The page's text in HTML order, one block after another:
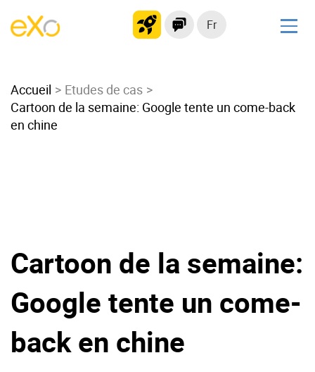
Fr
Intranet moderne
Plateforme collaborative
Réseau social
Migrer vers eXo Platform
Produit
La Plateforme
Pourquoi eXo
Accueil
Etudes de cas
Cartoon de la semaine: Google tente un come-back
en chine
Cartoon de la semaine:
Google tente un come-
back en chine